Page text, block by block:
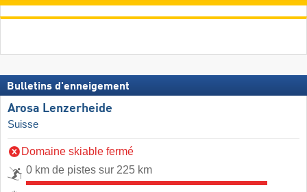
Bulletins d'enneigement
Arosa Lenzerheide
Suisse
Domaine skiable fermé
0 km de pistes sur 225 km